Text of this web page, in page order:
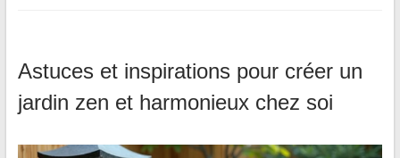
Astuces et inspirations pour créer un
jardin zen et harmonieux chez soi